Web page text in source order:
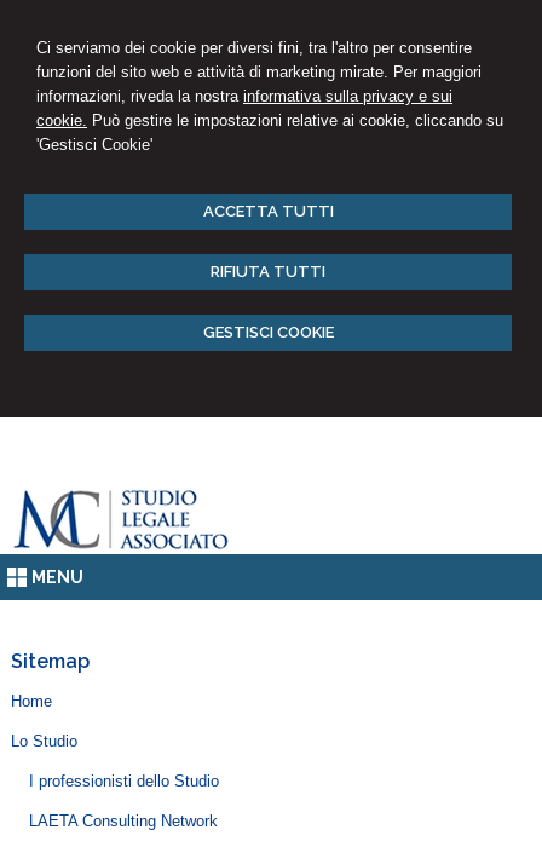
Ci serviamo dei cookie per diversi fini, tra l'altro per consentire
funzioni del sito web e attività di marketing mirate. Per maggiori
informazioni, riveda la nostra informativa sulla privacy e sui
cookie. Può gestire le impostazioni relative ai cookie, cliccando su
'Gestisci Cookie'
ACCETTA TUTTI
RIFIUTA TUTTI
GESTISCI COOKIE
MENU
Sitemap
Home
Lo Studio
I professionisti dello Studio
LAETA Consulting Network